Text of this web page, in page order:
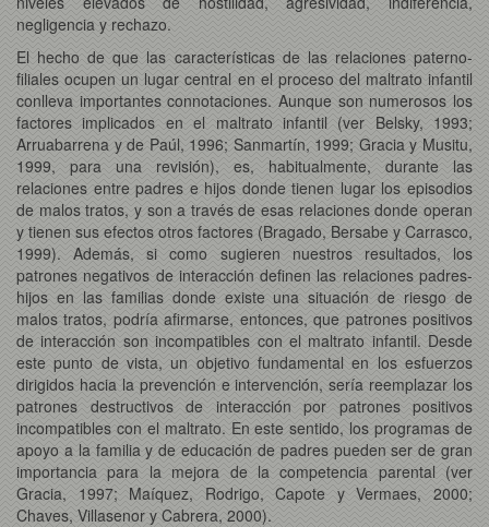
negligencia y rechazo.
El hecho de que las características de las relaciones paterno-
filiales ocupen un lugar central en el proceso del maltrato infantil
conlleva importantes connotaciones. Aunque son numerosos los
factores implicados en el maltrato infantil (ver Belsky, 1993;
Arruabarrena y de Paúl, 1996; Sanmartín, 1999; Gracia y Musitu,
1999, para una revisión), es, habitualmente, durante las
relaciones entre padres e hijos donde tienen lugar los episodios
de malos tratos, y son a través de esas relaciones donde operan
y tienen sus efectos otros factores (Bragado, Bersabe y Carrasco,
1999). Además, si como sugieren nuestros resultados, los
patrones negativos de interacción definen las relaciones padres-
hijos en las familias donde existe una situación de riesgo de
malos tratos, podría afirmarse, entonces, que patrones positivos
de interacción son incompatibles con el maltrato infantil. Desde
este punto de vista, un objetivo fundamental en los esfuerzos
dirigidos hacia la prevención e intervención, sería reemplazar los
patrones destructivos de interacción por patrones positivos
incompatibles con el maltrato. En este sentido, los programas de
apoyo a la familia y de educación de padres pueden ser de gran
importancia para la mejora de la competencia parental (ver
Gracia, 1997; Maíquez, Rodrigo, Capote y Vermaes, 2000;
Chaves, Villasenor y Cabrera, 2000).